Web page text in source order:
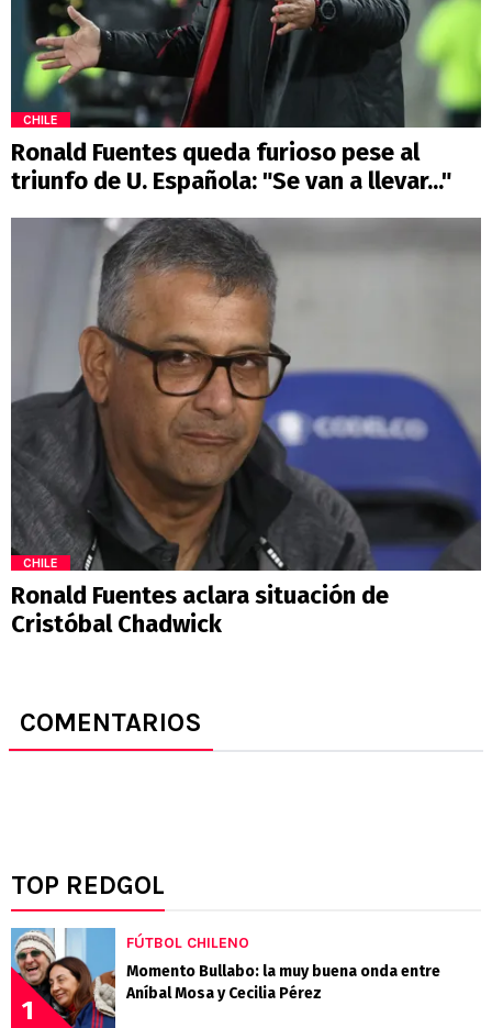
CHILE
Ronald Fuentes queda furioso pese al
triunfo de U. Española: "Se van a llevar..."
CHILE
Ronald Fuentes aclara situación de
Cristóbal Chadwick
COMENTARIOS
TOP REDGOL
1
FÚTBOL CHILENO
Momento Bullabo: la muy buena onda entre
Aníbal Mosa y Cecilia Pérez